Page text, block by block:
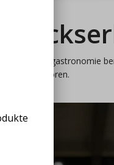
Spitzengastronomie
Dir zu hören.